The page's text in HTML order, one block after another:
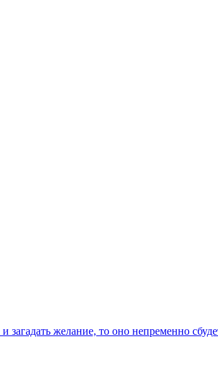
загадать желание, то оно непременно